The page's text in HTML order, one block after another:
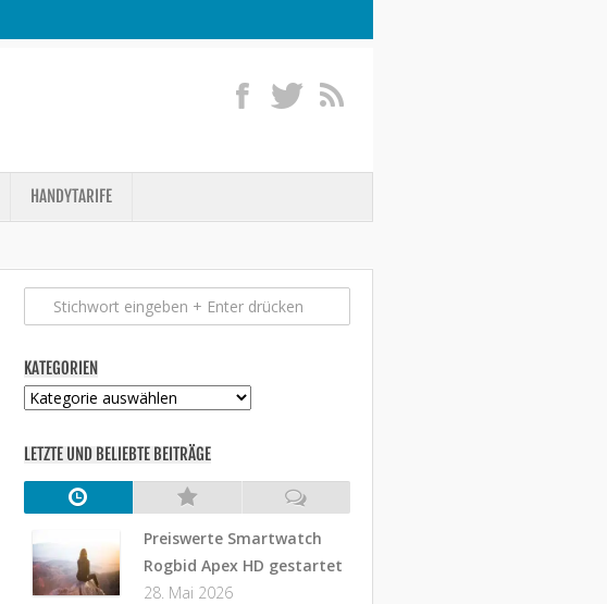
HANDYTARIFE
KATEGORIEN
Kategorien
LETZTE UND BELIEBTE BEITRÄGE
Preiswerte Smartwatch
Rogbid Apex HD gestartet
28. Mai 2026